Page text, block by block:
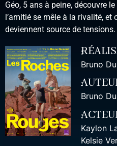
Géo, 5 ans à peine, découvre
l’amitié se mêle à la rivalité,
deviennent source de tensions.
RÉALISATEUR(TRICE) :
Bruno
AUTEUR(TRICE) :
Bruno
ACTEURS(TRICES) :
Kaylon
Kelsie